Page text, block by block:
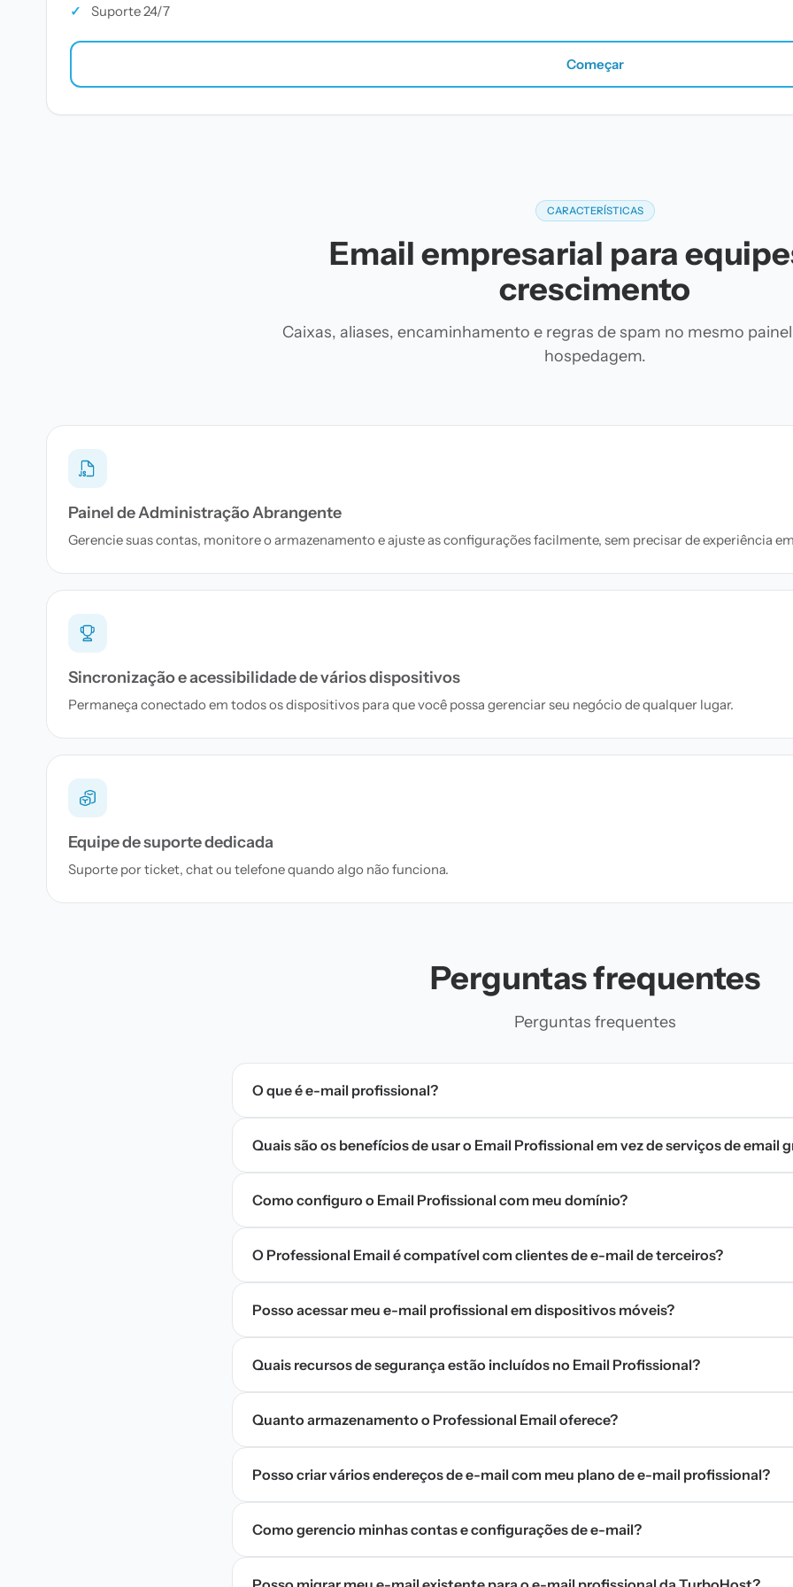
✓
Suporte 24/7
Começar
CARACTERÍSTICAS
Email empresarial para
crescimento
Caixas, aliases, encaminhamento e regras de spam no mesmo
hospedagem.
Painel de Administração Abrangente
Gerencie suas contas, monitore o armazenamento e ajuste as configurações facilmente, sem precisar de experiência
Sincronização e acessibilidade de vários dispositivos
Permaneça conectado em todos os dispositivos para que você possa gerenciar seu negócio de qualquer lugar.
Equipe de suporte dedicada
Suporte por ticket, chat ou telefone quando algo não funciona.
Perguntas frequentes
Perguntas frequentes
O que é e-mail profissional?
Quais são os benefícios de usar o Email Profissional em vez de serviços de email
Como configuro o Email Profissional com meu domínio?
O Professional Email é compatível com clientes de e-mail de terceiros?
Posso acessar meu e-mail profissional em dispositivos móveis?
Quais recursos de segurança estão incluídos no Email Profissional?
Quanto armazenamento o Professional Email oferece?
Posso criar vários endereços de e-mail com meu plano de e-mail profissional?
Como gerencio minhas contas e configurações de e-mail?